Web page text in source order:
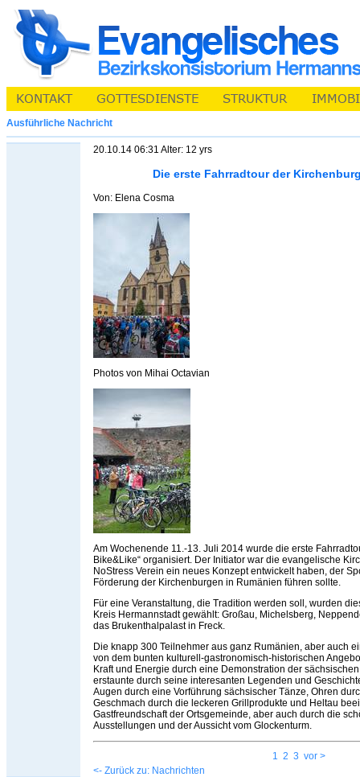
Ausführliche Nachricht
20.10.14 06:31 Alter: 12 yrs
Die erste Fahrradtour der
Von: Elena Cosma
Photos von Mihai Octavian
Am Wochenende 11.-13. Juli 2014 wurde die erste
Bike&Like“ organisiert. Der Initiator war die evangelische
NoStress Verein ein neues Konzept entwickelt haben, der
Förderung der Kirchenburgen in Rumänien führen sollte.
Für eine Veranstaltung, die Tradition werden soll, wurden
Kreis Hermannstadt gewählt: Großau, Michelsberg,
das Brukenthalpalast in Freck.
Die knapp 300 Teilnehmer aus ganz Rumänien, aber auch
von dem bunten kulturell-gastronomisch-historischen
Kraft und Energie durch eine Demonstration der
erstaunte durch seine interesanten Legenden und
Augen durch eine Vorführung sächsischer Tänze, Ohren
Geschmach durch die leckeren Grillprodukte und Heltau
Gastfreundschaft der Ortsgemeinde, aber auch durch die
Ausstellungen und der Aussicht vom Glockenturm.
1 2 3 vor >
<- Zurück zu: Nachrichten